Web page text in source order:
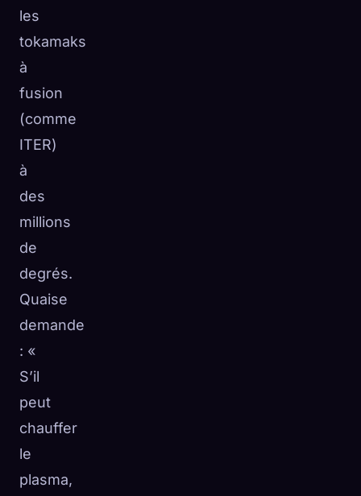
les
tokamaks
à
fusion
(comme
ITER)
à
des
millions
de
degrés.
Quaise
demande
: «
S’il
peut
chauffer
le
plasma,